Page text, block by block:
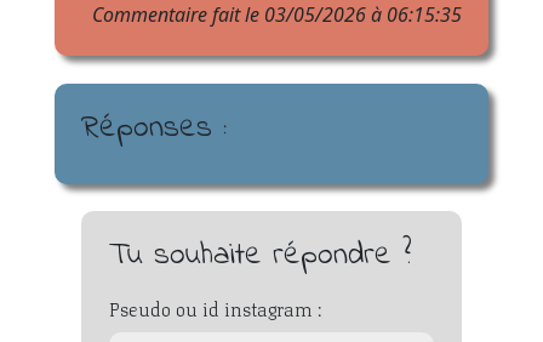
Commentaire fait le 03/05/2026 à 06:15:35
Réponses :
Tu souhaite répondre ?
Pseudo ou id instagram :